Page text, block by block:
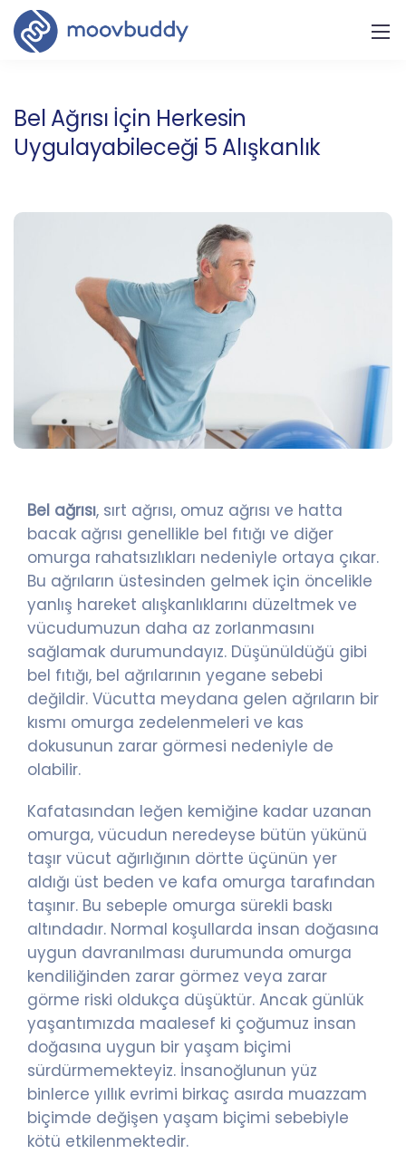
Bel Ağrısı İçin Herkesin
Uygulayabileceği 5 Alışkanlık
Bel ağrısı, sırt ağrısı, omuz ağrısı ve hatta
bacak ağrısı genellikle bel fıtığı ve diğer
omurga rahatsızlıkları nedeniyle ortaya çıkar.
Bu ağrıların üstesinden gelmek için öncelikle
yanlış hareket alışkanlıklarını düzeltmek ve
vücudumuzun daha az zorlanmasını
sağlamak durumundayız. Düşünüldüğü gibi
bel fıtığı, bel ağrılarının yegane sebebi
değildir. Vücutta meydana gelen ağrıların bir
kısmı omurga zedelenmeleri ve kas
dokusunun zarar görmesi nedeniyle de
olabilir.
Kafatasından leğen kemiğine kadar uzanan
omurga, vücudun neredeyse bütün yükünü
taşır vücut ağırlığının dörtte üçünün yer
aldığı üst beden ve kafa omurga tarafından
taşınır. Bu sebeple omurga sürekli baskı
altındadır. Normal koşullarda insan doğasına
uygun davranılması durumunda omurga
kendiliğinden zarar görmez veya zarar
görme riski oldukça düşüktür. Ancak günlük
yaşantımızda maalesef ki çoğumuz insan
doğasına uygun bir yaşam biçimi
sürdürmemekteyiz. İnsanoğlunun yüz
binlerce yıllık evrimi birkaç asırda muazzam
biçimde değişen yaşam biçimi sebebiyle
kötü etkilenmektedir.